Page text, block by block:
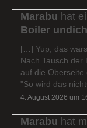
Marabu hat
Boiler
[…] Yup, das
Nach Tausch der
auf die
"So wird das
4. August 2026 um
Marabu hat